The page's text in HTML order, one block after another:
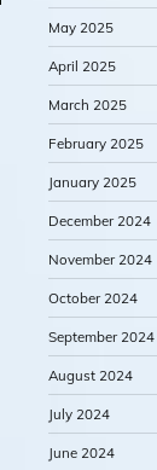
May 2025
April 2025
March 2025
February 2025
January 2025
December 2024
November 2024
October 2024
September 2024
August 2024
July 2024
June 2024